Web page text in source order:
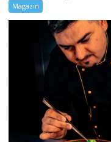
Magazin